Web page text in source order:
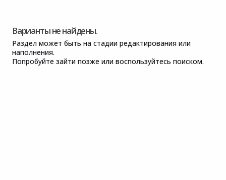
Варианты не найдены.
Раздел может быть на стадии редактирования или
наполнения.
Попробуйте зайти позже или воспользуйтесь поиском.